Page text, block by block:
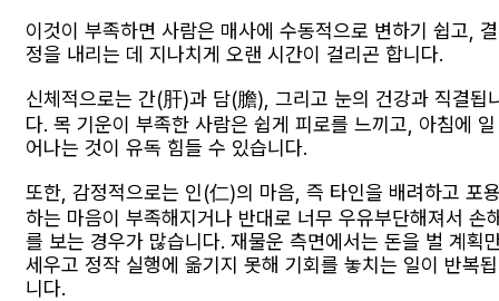
이것이 부족하면 사람은 매사에 수동적으로 변하기 쉽고, 결
정을 내리는 데 지나치게 오랜 시간이 걸리곤 합니다.
신체적으로는 간(肝)과 담(膽), 그리고 눈의 건강과 직결됩
다. 목 기운이 부족한 사람은 쉽게 피로를 느끼고, 아침에 일
어나는 것이 유독 힘들 수 있습니다.
또한, 감정적으로는 인(仁)의 마음, 즉 타인을 배려하고 포
하는 마음이 부족해지거나 반대로 너무 우유부단해져서 손
를 보는 경우가 많습니다. 재물운 측면에서는 돈을 벌 계획
세우고 정작 실행에 옮기지 못해 기회를 놓치는 일이 반복됩
니다.